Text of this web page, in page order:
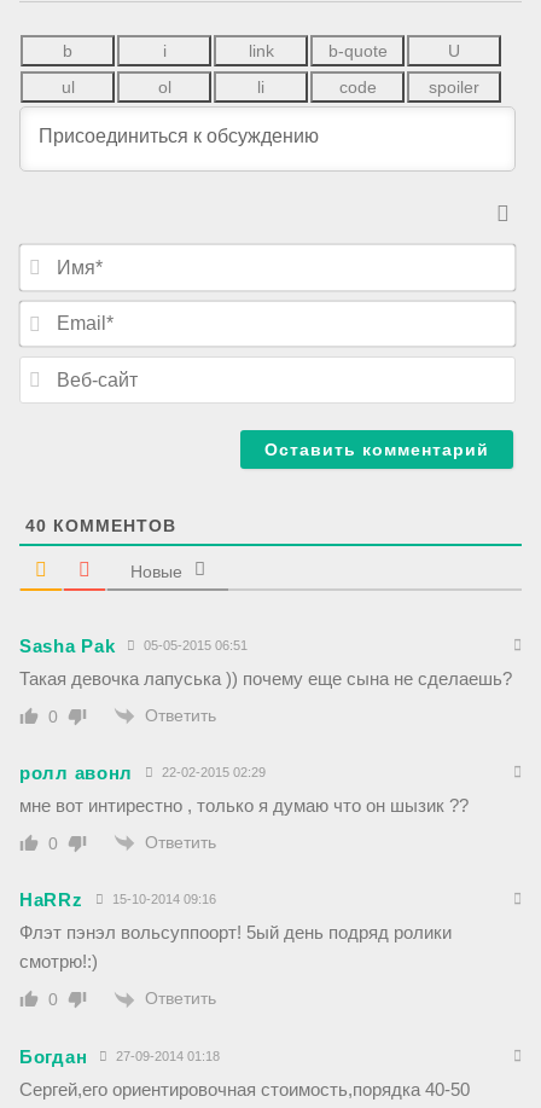
И
я
E
a
40 КОММЕНТОВ
Новые
Sasha Pak 05-05-2015 06:51
Такая девочка лапуська )) почему еще сына не сделаешь?
0 Ответить
ролл авонл 22-02-2015 02:29
мне вот интирестно , только я думаю что он шызик ??
0 Ответить
HaRRz 15-10-2014 09:16
Флэт пэнэл вольсуппоорт! 5ый день подряд ролики
смотрю!:)
0 Ответить
Богдан 27-09-2014 01:18
Сергей,его ориентировочная стоимость,порядка 40-50